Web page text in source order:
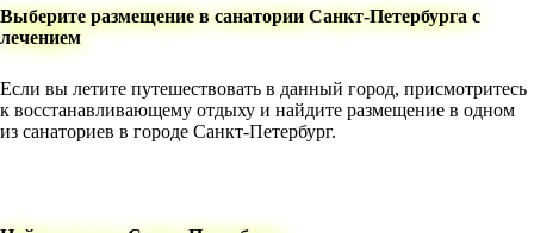
Выберите размещение в санатории Санкт-Петербурга с
лечением
Если вы летите путешествовать в данный город, присмотритесь
к восстанавливающему отдыху и найдите размещение в одном
из санаториев в городе Санкт-Петербург.